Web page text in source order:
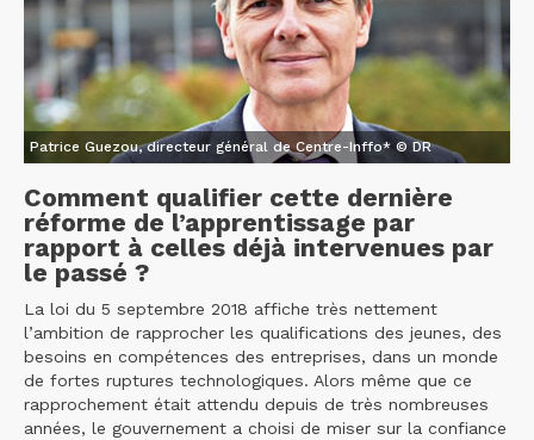
Patrice Guezou, directeur général de Centre-Inffo* © DR
Comment qualifier cette dernière
réforme de l’apprentissage par
rapport à celles déjà intervenues par
le passé ?
La loi du 5 septembre 2018 affiche très nettement
l’ambition de rapprocher les qualifications des jeunes, des
besoins en compétences des entreprises, dans un monde
de fortes ruptures technologiques. Alors même que ce
rapprochement était attendu depuis de très nombreuses
années, le gouvernement a choisi de miser sur la confiance